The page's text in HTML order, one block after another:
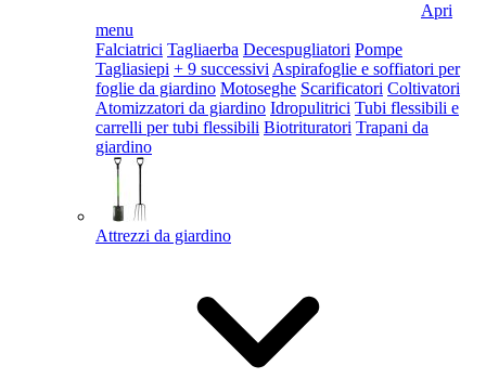
Apri
menu
Falciatrici Tagliaerba Decespugliatori Pompe
Tagliasiepi + 9 successivi Aspirafoglie e soffiatori per
foglie da giardino Motoseghe Scarificatori Coltivatori
Atomizzatori da giardino Idropulitrici Tubi flessibili e
carrelli per tubi flessibili Biotrituratori Trapani da
giardino
Attrezzi da giardino